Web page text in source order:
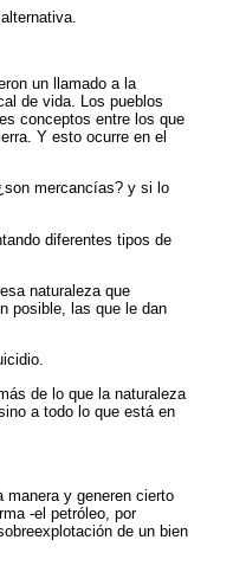
un llamado a la
de vida. Los pueblos
conceptos entre los que
Y esto ocurre en el
mercancías? y si lo
diferentes tipos de
naturaleza que
posible, las que le dan
de lo que la naturaleza
a todo lo que está en
manera y generen cierto
-el petróleo, por
de un bien